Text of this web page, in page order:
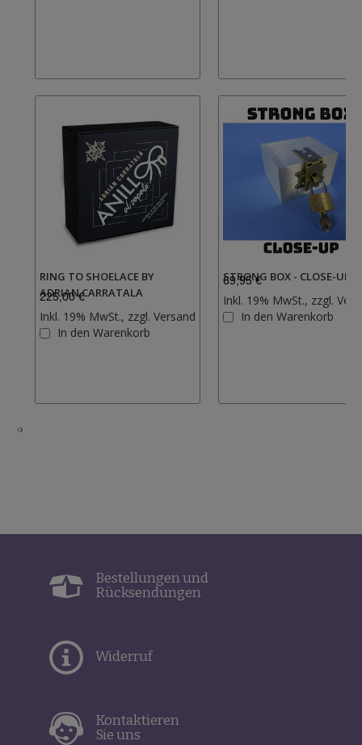
RING TO SHOELACE BY
ADRIAN CARRATALA
225,00 €
Inkl. 19% MwSt., zzgl. Versand
In den Warenkorb
STRONG BOX - CLOSE-UP
69,95 €
Inkl. 19% MwSt., zzgl.
In den Warenkorb
‹›
Bestellungen und
Rücksendungen
Widerruf
Kontaktieren
Sie uns